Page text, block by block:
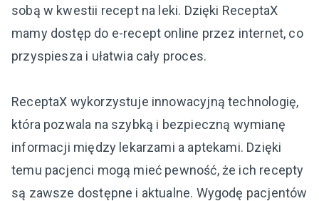
sobą w kwestii recept na leki. Dzięki ReceptaX
mamy dostęp do e-recept online przez internet, co
przyspiesza i ułatwia cały proces.
ReceptaX wykorzystuje innowacyjną technologię,
która pozwala na szybką i bezpieczną wymianę
informacji między lekarzami a aptekami. Dzięki
temu pacjenci mogą mieć pewność, że ich recepty
są zawsze dostępne i aktualne. Wygodę pacjentów